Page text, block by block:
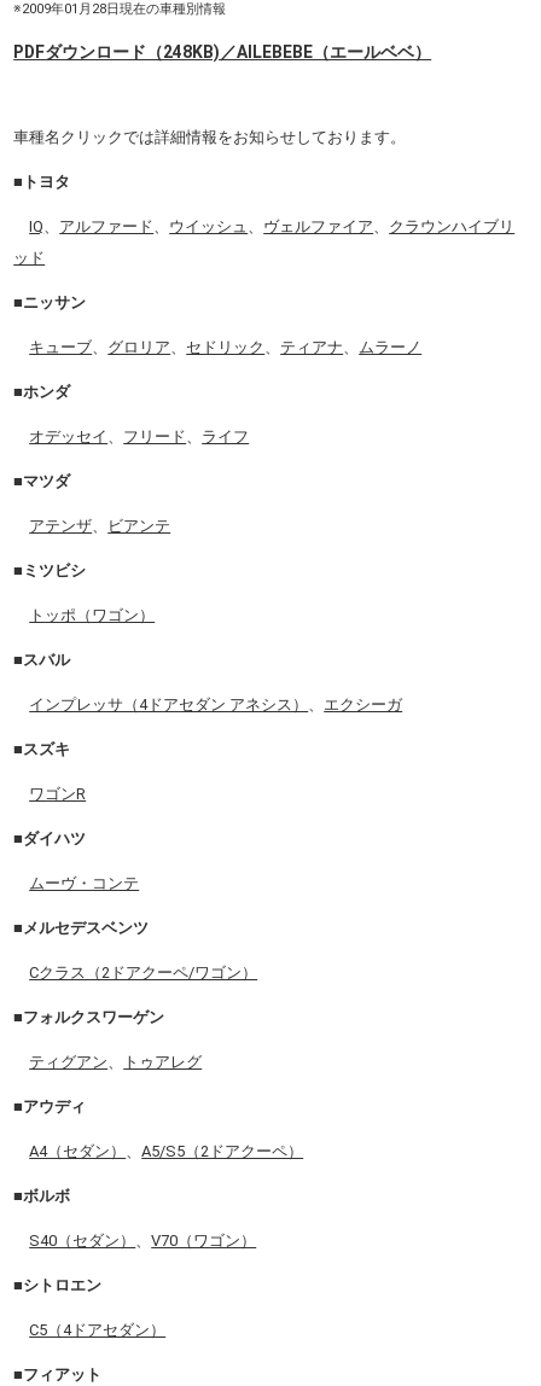
※2009年01月28日現在の車種別情報
PDFダウンロード（248KB)／AILEBEBE（エールベベ）
車種名クリックでは詳細情報をお知らせしております。
■トヨタ
IQ、 アルファード、 ウイッシュ 、 ヴェルファイア、 クラウンハイブリ
ッド
■ニッサン
キューブ、 グロリア、 セドリック 、 ティアナ、 ムラーノ
■ホンダ
オデッセイ 、 フリード、 ライフ
■マツダ
アテンザ、 ビアンテ
■ミツビシ
トッポ（ワゴン）
■スバル
インプレッサ（4ドアセダン アネシス） 、 エクシーガ
■スズキ
ワゴンR
■ダイハツ
ムーヴ・コンテ
■メルセデスベンツ
Cクラス（2ドアクーペ/ワゴン）
■フォルクスワーゲン
ティグアン、 トゥアレグ
■アウディ
A4（セダン） 、A5/S5（2ドアクーペ）
■ボルボ
S40（セダン） 、V70（ワゴン）
■シトロエン
C5（4ドアセダン）
■フィアット